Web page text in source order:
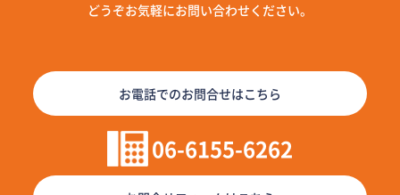
どうぞお気軽にお問い合わせください。
お電話でのお問合せはこちら
06-6155-6262